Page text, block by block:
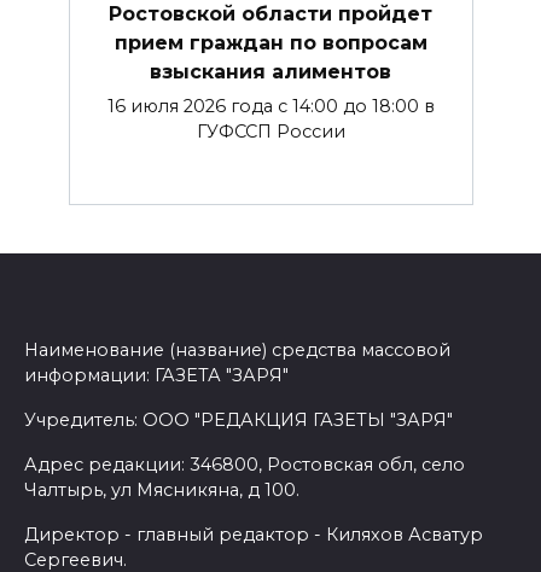
Ростовской области пройдет
прием граждан по вопросам
взыскания алиментов
16 июля 2026 года с 14:00 до 18:00 в
ГУФССП России
Наименование (название) средства массовой
информации: ГАЗЕТА "ЗАРЯ"
Учредитель: ООО "РЕДАКЦИЯ ГАЗЕТЫ "ЗАРЯ"
Адрес редакции: 346800, Ростовская обл, село
Чалтырь, ул Мясникяна, д 100.
Директор - главный редактор - Киляхов Асватур
Сергеевич.